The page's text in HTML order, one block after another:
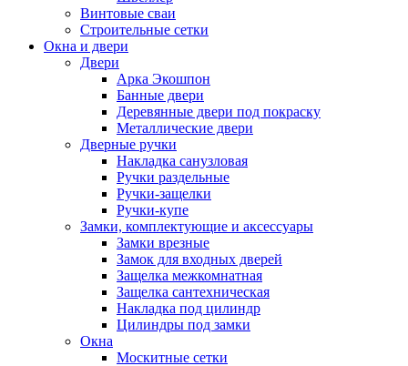
Винтовые сваи
Строительные сетки
Окна и двери
Двери
Арка Экошпон
Банные двери
Деревянные двери под покраску
Металлические двери
Дверные ручки
Накладка санузловая
Ручки раздельные
Ручки-защелки
Ручки-купе
Замки, комплектующие и аксессуары
Замки врезные
Замок для входных дверей
Защелка межкомнатная
Защелка сантехническая
Накладка под цилиндр
Цилиндры под замки
Окна
Москитные сетки